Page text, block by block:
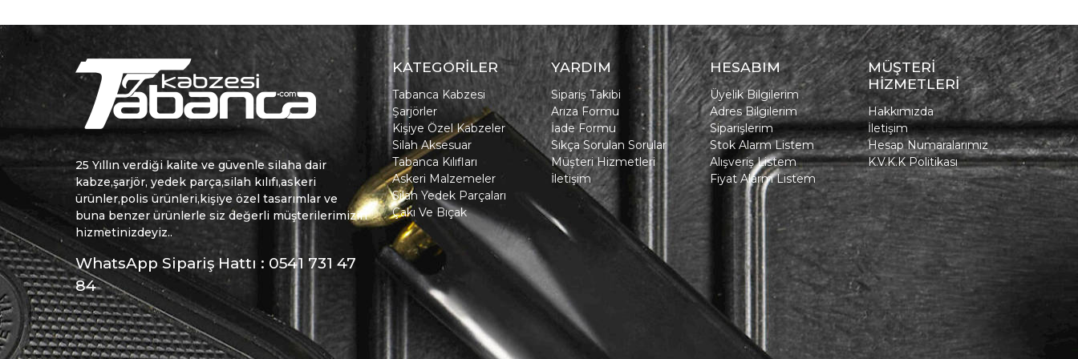
25 Yıllın verdiği kalite ve güvenle silaha dair
kabze,şarjör, yedek parça,silah kılıfı,askeri
ürünler,polis ürünleri,kişiye özel tasarımlar ve
buna benzer ürünlerle siz değerli müşterilerimizin
hizmetinizdeyiz..
WhatsApp Sipariş Hattı : 0541 731 47
84
KATEGORİLER
Tabanca Kabzesi
Şarjörler
Kişiye Özel Kabzeler
Silah Aksesuar
Tabanca Kılıfları
Askeri Malzemeler
Silah Yedek Parçaları
Çakı Ve Bıçak
YARDIM
Sipariş Takibi
Arıza Formu
İade Formu
Sıkça Sorulan Sorular
Müşteri Hizmetleri
İletişim
HESABIM
Üyelik Bilgilerim
Adres Bilgilerim
Siparişlerim
Stok Alarm Listem
Alışveriş Listem
Fiyat Alarm Listem
MÜŞTERİ
HİZMETLERİ
Hakkımızda
İletişim
Hesap Numaralarımız
K.V.K.K Politikası